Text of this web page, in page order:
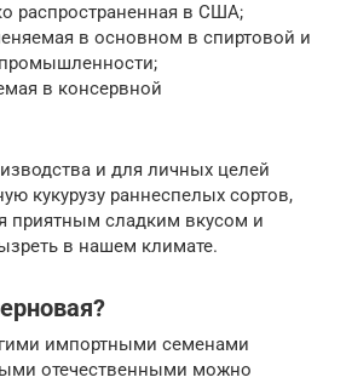
распространенная в США;
в основном в спиртовой и
в консервной
и для личных целей
кукурузу раннеспелых сортов,
приятным сладким вкусом и
в нашем климате.
импортными семенами
отечественными можно